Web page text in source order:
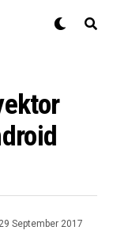
29 September 2017